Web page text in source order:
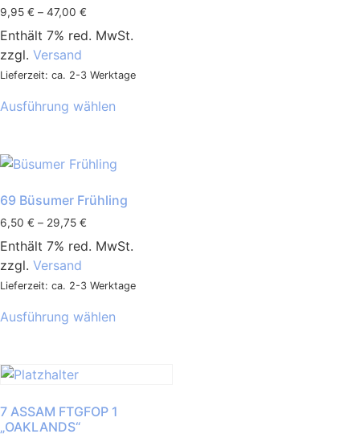
9,95 € – 47,00 €
Enthält 7% red. MwSt.
zzgl. Versand
Lieferzeit: ca. 2-3 Werktage
Ausführung wählen
69 Büsumer Frühling
6,50 € – 29,75 €
Enthält 7% red. MwSt.
zzgl. Versand
Lieferzeit: ca. 2-3 Werktage
Ausführung wählen
7 ASSAM FTGFOP 1
„OAKLANDS“